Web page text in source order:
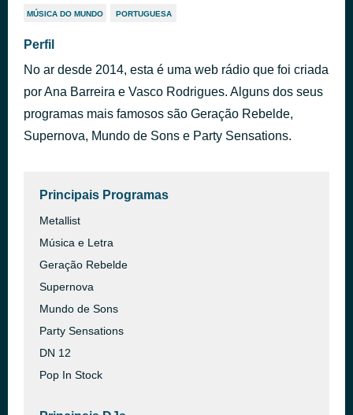
Right Here With You
Table and Chairs há 2 horas
MÚSICA DO MUNDO PORTUGUESA
Perfil
No ar desde 2014, esta é uma web rádio que foi criada
por Ana Barreira e Vasco Rodrigues. Alguns dos seus
programas mais famosos são Geração Rebelde,
Supernova, Mundo de Sons e Party Sensations.
Principais Programas
Metallist
Música e Letra
Geração Rebelde
Supernova
Mundo de Sons
Party Sensations
DN 12
Pop In Stock